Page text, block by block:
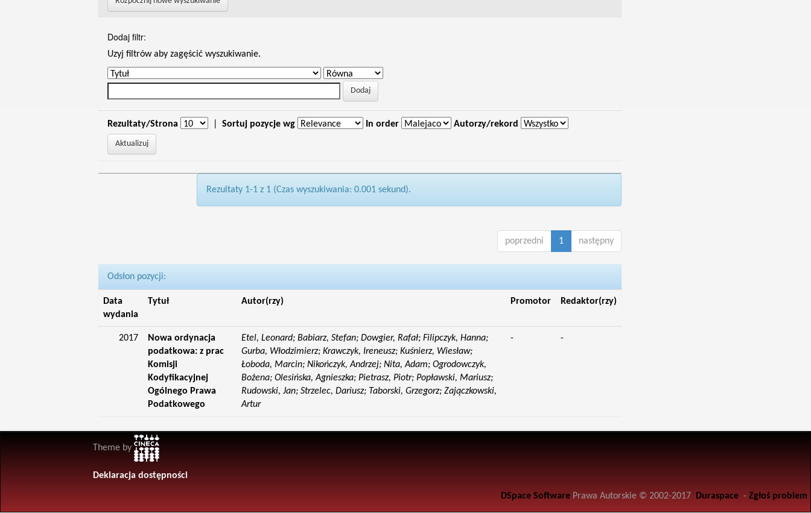
Dodaj filtr:
Uzyj filtrów aby zagęścić wyszukiwanie.
Rezultaty/Strona Sortuj pozycje wg In order Autorzy/rekord
Rezultaty 1-1 z 1 (Czas wyszukiwania: 0.001 sekund).
poprzedni 1 następny
Odsłon pozycji:
Data
wydania
Tytuł Autor(rzy) Promotor Redaktor(rzy)
2017
Nowa ordynacja
podatkowa: z prac
Komisji
Kodyfikacyjnej
Ogólnego Prawa
Podatkowego
Etel, Leonard; Babiarz, Stefan; Dowgier, Rafał; Filipczyk, Hanna;
Gurba, Włodzimierz; Krawczyk, Ireneusz; Kuśnierz, Wiesław;
Łoboda, Marcin; Nikończyk, Andrzej; Nita, Adam; Ogrodowczyk,
Bożena; Olesińska, Agnieszka; Pietrasz, Piotr; Popławski, Mariusz;
Rudowski, Jan; Strzelec, Dariusz; Taborski, Grzegorz; Zajączkowski,
Artur
- -
Theme by
Deklaracja dostępności
DSpace Software Prawa Autorskie © 2002-2017 Duraspace - Zgłoś problem